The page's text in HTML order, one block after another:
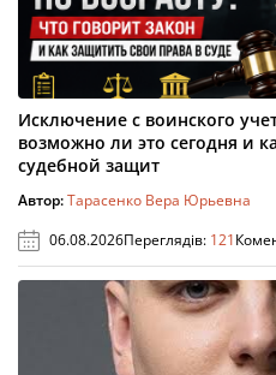
Исключение с воинского
возможно ли это сегодня и
судебной защит
Автор:Тарасенко Вера Юрьевна
06.08.2026Переглядів: 121